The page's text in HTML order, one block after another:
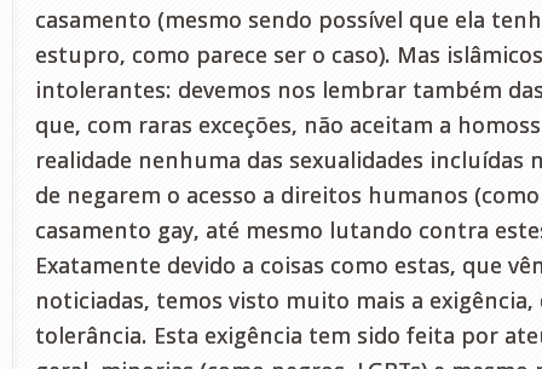
casamento (mesmo sendo possível que ela
estupro, como parece ser o caso). Mas
intolerantes: devemos nos lembrar também
que, com raras exceções, não aceitam a
realidade nenhuma das sexualidades incluídas
de negarem o acesso a direitos humanos
casamento gay, até mesmo lutando contra
Exatamente devido a coisas como estas, que
noticiadas, temos visto muito mais a
tolerância. Esta exigência tem sido feita por